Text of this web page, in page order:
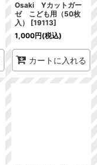
Osaki Yカットガー
ゼ こども用（50枚
入）
[19113]
1,000円(税込)
カートに入れる